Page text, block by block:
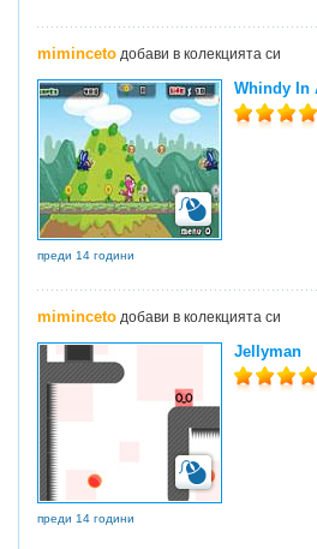
miminceto добави в колекцията си
Whindy In
преди 14 години
miminceto добави в колекцията си
Jellyman
преди 14 години